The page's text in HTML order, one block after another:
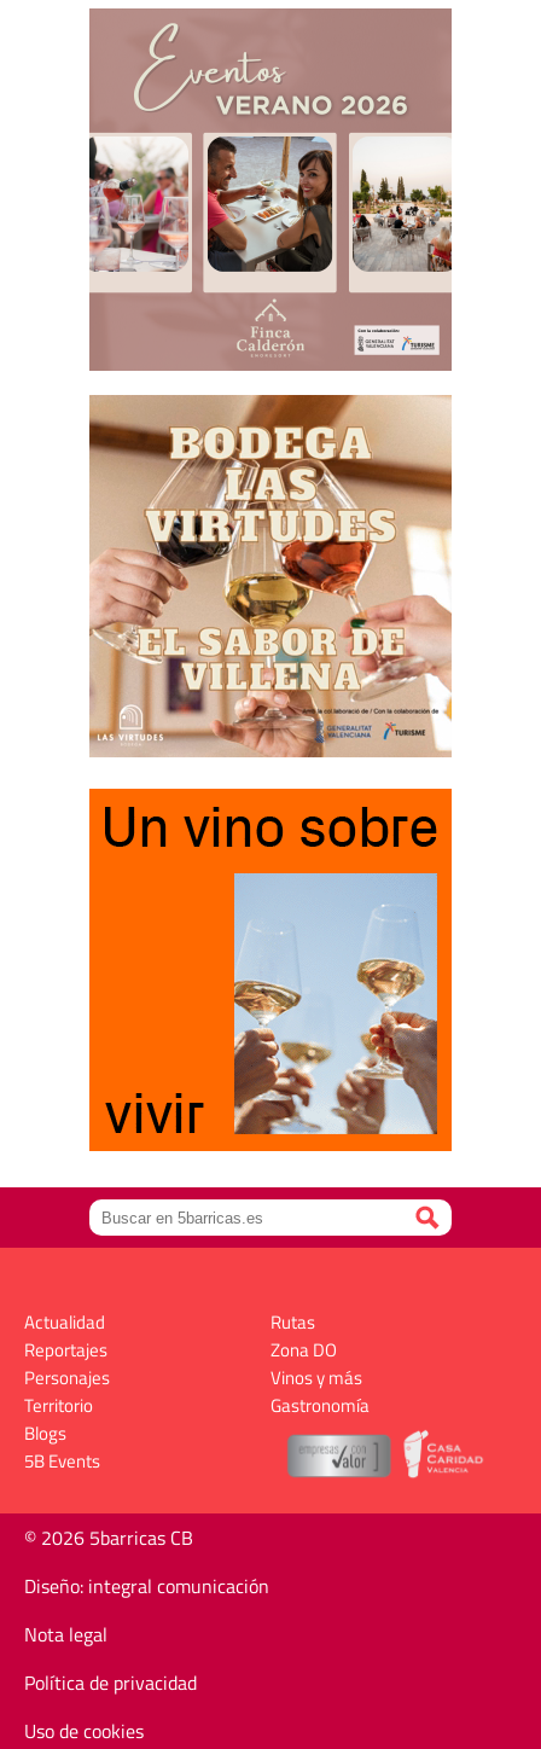
Actualidad
Reportajes
Personajes
Territorio
Rutas
Zona DO
Vinos y más
Gastronomía
Blogs
5B Events
© 2026 5barricas CB
Diseño: integral comunicación
Nota legal
Política de privacidad
Uso de cookies